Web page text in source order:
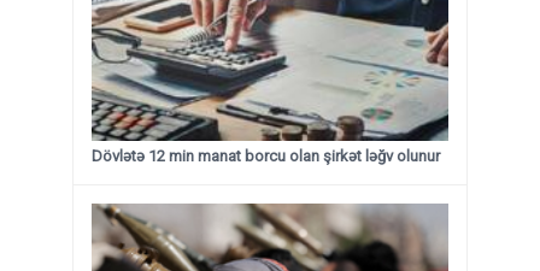
Dövlətə 12 min manat borcu olan şirkət ləğv olunur